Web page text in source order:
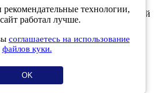
зарегистрирован в Федеральной
связи, информационных
(Роскомнадзор) 5
номер ЭЛ № ФС 77 -
технологии,
работал лучше.
соглашаетесь на использование
файлов куки.
OK